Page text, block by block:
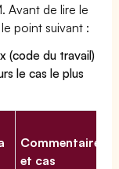
Avant de lire le
point suivant :
(code du travail)
le cas le plus
Commentaires
et cas